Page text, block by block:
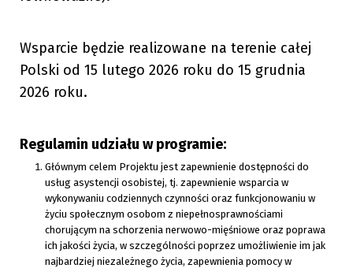
Wsparcie będzie realizowane na terenie całej
Polski od 15 lutego 2026 roku do 15 grudnia
2026 roku.
Regulamin udziału w programie:
Głównym celem Projektu jest zapewnienie dostępności do
usług asystencji osobistej, tj. zapewnienie wsparcia w
wykonywaniu codziennych czynności oraz funkcjonowaniu w
życiu społecznym osobom z niepełnosprawnościami
chorującym na schorzenia nerwowo-mięśniowe oraz poprawa
ich jakości życia, w szczególności poprzez umożliwienie im jak
najbardziej niezależnego życia, zapewnienia pomocy w